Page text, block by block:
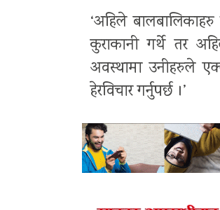
‘अहिले
कुराकानी गर्थे तर
अवस्थामा उनीहरुले
हेरविचार गर्नुपर्छ ।’